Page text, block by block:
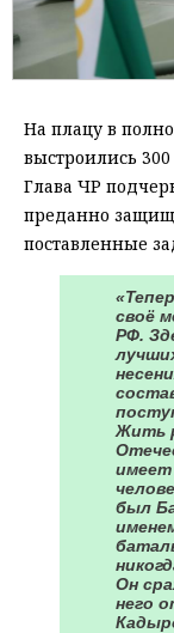
На плацу в
выстроились 300
Глава ЧР
преданно
поставленные
своё
РФ.
Жить
имеет
был
Он
него